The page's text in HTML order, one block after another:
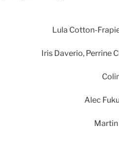
Lula Cotton-
Iris Daverio, Perrine
Alec
Martin